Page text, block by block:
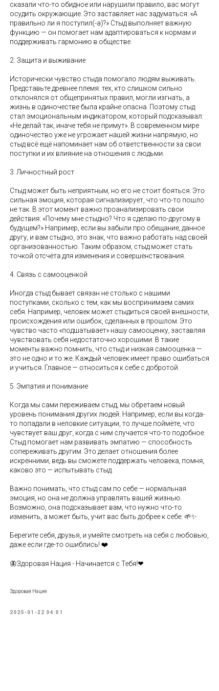
сказали что-то обидное или нарушили правило, вас могут
осудить окружающие. Это заставляет нас задуматься: «А
правильно ли я поступил(-а)?» Стыд выполняет важную
функцию — он помогает нам адаптироваться к нормам и
поддерживать гармонию в обществе.
2. Защита и выживание
Исторически чувство стыда помогало людям выживать.
Представьте древнее племя: тех, кто слишком сильно
отклонялся от общепринятых правил, могли изгнать, а
жизнь в одиночестве была крайне опасна. Поэтому стыд
стал эмоциональным индикатором, который подсказывал:
«Не делай так, иначе тебя не примут». В современном мире
одиночество уже не угрожает нашей жизни напрямую, но
стыд всё ещё напоминает нам об ответственности за свои
поступки и их влияние на отношения с людьми.
3. Личностный рост
Стыд может быть неприятным, но его не стоит бояться. Это
сильная эмоция, которая сигнализирует, что что-то пошло
не так. В этот момент важно проанализировать свои
действия: «Почему мне стыдно? Что я сделаю по-другому в
будущем?» Например, если вы забыли про обещание, данное
другу, и вам стыдно, это знак, что важно работать над своей
организованностью. Таким образом, стыд может стать
точкой отсчёта для изменения и совершенствования.
4. Связь с самооценкой
Иногда стыд бывает связан не столько с нашими
поступками, сколько с тем, как мы воспринимаем самих
себя. Например, человек может стыдиться своей внешности,
происхождения или ошибок, сделанных в прошлом. Это
чувство часто «подшатывает» нашу самооценку, заставляя
чувствовать себя недостаточно хорошими. В такие
моменты важно помнить, что стыд и низкая самооценка —
это не одно и то же. Каждый человек имеет право ошибаться
и учиться. Главное — относиться к себе с добротой.
5. Эмпатия и понимание
Когда мы сами переживаем стыд, мы обретаем новый
уровень понимания других людей. Например, если вы когда-
то попадали в неловкие ситуации, то лучше поймёте, что
чувствует ваш друг, когда с ним случается что-то подобное.
Стыд помогает нам развивать эмпатию — способность
сопереживать другим. Это делает отношения более
искренними, ведь вы сможете поддержать человека, помня,
каково это — испытывать стыд.
Важно понимать, что стыд сам по себе — нормальная
эмоция, но она не должна управлять вашей жизнью.
Возможно, она подсказывает вам, что нужно что-то
изменить, а может быть, учит вас быть добрее к себе. 🌱✨
Берегите себя, друзья, и умейте смотреть на себя с любовью,
даже если где-то ошиблись! ❤️
🦋Здоровая Нация - Начинается с Тебя!❤
Здоровая Нация
2025-01-22 04:01